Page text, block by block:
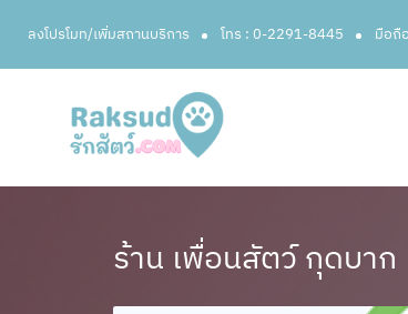
ลงโปรโมท/เพิ่มสถานบริการ โทร : 0-2291-8445 มือถื
ร้าน เพื่อนสัตว์ กุดบาก